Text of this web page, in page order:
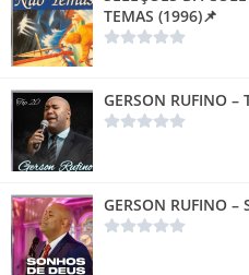
TEMAS (1996)📌
GERSON RUFINO –
GERSON RUFINO –